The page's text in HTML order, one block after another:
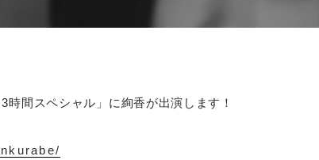
時間スペシャル」に絢香が出演します！